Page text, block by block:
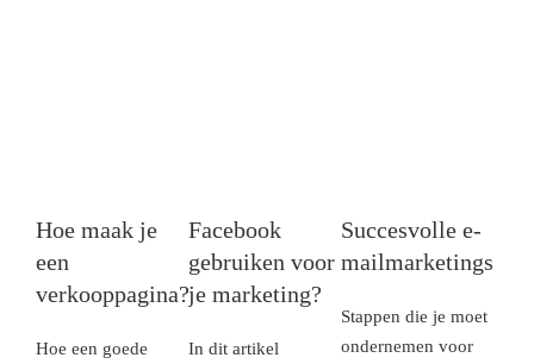
Hoe maak je
een
verkooppagina?
Hoe een goede
Facebook
gebruiken voor
je marketing?
In dit artikel
Succesvolle e-
Stappen die je moet
ondernemen voor